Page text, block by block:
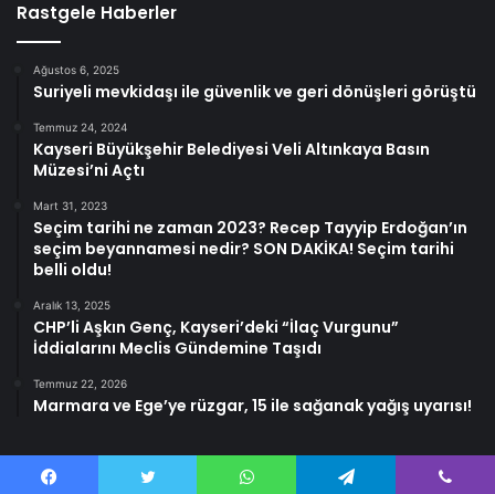
Rastgele Haberler
Ağustos 6, 2025
Suriyeli mevkidaşı ile güvenlik ve geri dönüşleri görüştü
Temmuz 24, 2024
Kayseri Büyükşehir Belediyesi Veli Altınkaya Basın
Müzesi’ni Açtı
Mart 31, 2023
Seçim tarihi ne zaman 2023? Recep Tayyip Erdoğan’ın
seçim beyannamesi nedir? SON DAKİKA! Seçim tarihi
belli oldu!
Aralık 13, 2025
CHP’li Aşkın Genç, Kayseri’deki “İlaç Vurgunu”
İddialarını Meclis Gündemine Taşıdı
Temmuz 22, 2026
Marmara ve Ege’ye rüzgar, 15 ile sağanak yağış uyarısı!